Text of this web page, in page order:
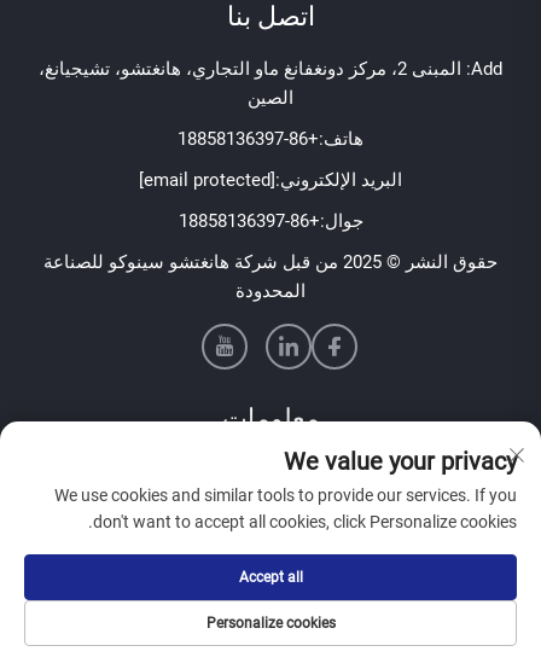
اتصل بنا
Add: المبنى 2، مركز دونغفانغ ماو التجاري، هانغتشو، تشيجيانغ،
الصين
هاتف:+86-18858136397
البريد الإلكتروني:[email protected]
جوال:+86-18858136397
حقوق النشر © 2025 من قبل شركة هانغتشو سينوكو للصناعة
المحدودة
معلومات
اشترك لتلقي نشرتنا الإخبارية الأسبوعية
أرسل
We value your privacy
We use cookies and similar tools to provide our services. If you
don't want to accept all cookies, click Personalize cookies.
Personalize cookies
Accept all